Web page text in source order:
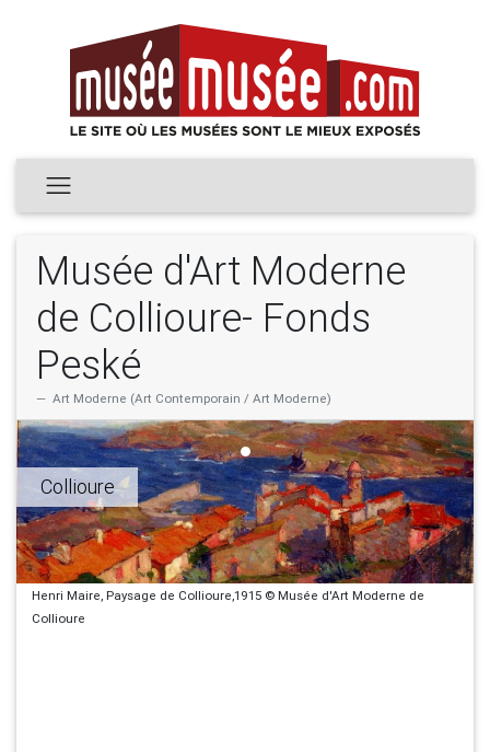
Musée d'Art Moderne
de Collioure- Fonds
Peské
Art Moderne (Art Contemporain / Art Moderne)
Collioure
Henri Maire, Paysage de Collioure,1915 © Musée d'Art Moderne de
Collioure